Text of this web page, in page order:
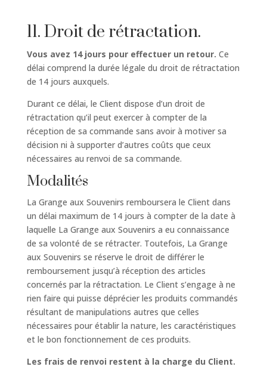
11. Droit de rétractation.
Vous avez 14 jours pour effectuer un retour. Ce
délai comprend la durée légale du droit de rétractation
de 14 jours auxquels.
Durant ce délai, le Client dispose d’un droit de
rétractation qu’il peut exercer à compter de la
réception de sa commande sans avoir à motiver sa
décision ni à supporter d’autres coûts que ceux
nécessaires au renvoi de sa commande.
Modalités
La Grange aux Souvenirs remboursera le Client dans
un délai maximum de 14 jours à compter de la date à
laquelle La Grange aux Souvenirs a eu connaissance
de sa volonté de se rétracter. Toutefois, La Grange
aux Souvenirs se réserve le droit de différer le
remboursement jusqu’à réception des articles
concernés par la rétractation. Le Client s’engage à ne
rien faire qui puisse déprécier les produits commandés
résultant de manipulations autres que celles
nécessaires pour établir la nature, les caractéristiques
et le bon fonctionnement de ces produits.
Les frais de renvoi restent à la charge du Client.